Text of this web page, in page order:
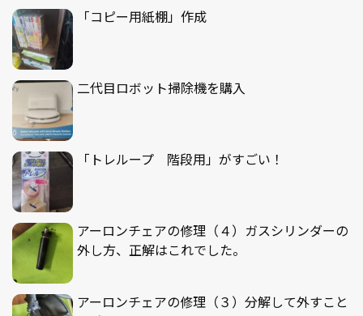
「コピー用紙棚」作成
二代目ロボット掃除機を購入
「トレループ 階段用」がすごい！
アーロンチェアの修理（４）ガスシリンダーの
外し方、正解はこれでした。
アーロンチェアの修理（３）分解して外すこと